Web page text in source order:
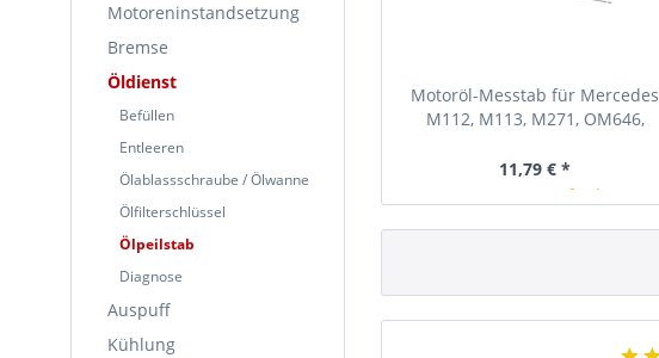
Motoreninstandsetzung
Bremse
Öldienst
Befüllen
Entleeren
Ölablassschraube / Ölwanne
Ölfilterschlüssel
Ölpeilstab
Diagnose
Auspuff
Kühlung
Motoröl-Messtab für Mercedes
M112, M113, M271, OM646,
11,79 € *
In Kürze verfügbar